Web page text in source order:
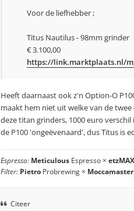
Voor de liefhebber ;
Titus Nautilus - 98mm grinder
€ 3.100,00
https://link.marktplaats.nl/
Heeft daarnaast ook z'n Option-O
maakt hem niet uit welke van de
deze titan grinders, 1000 euro
de P100 'ongeëvenaard', dus Titus is
Espresso: Meticulous Espresso × etzMAX
Filter: Pietro Probrewing × Moccamaster
Citeer